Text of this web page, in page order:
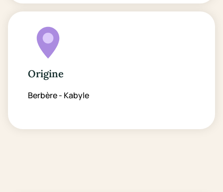
Origine
Berbère - Kabyle